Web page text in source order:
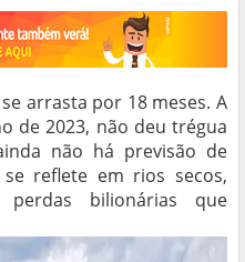
arrasta por 18 meses. A
de 2023, não deu trégua
não há previsão de
reflete em rios secos,
perdas bilionárias que